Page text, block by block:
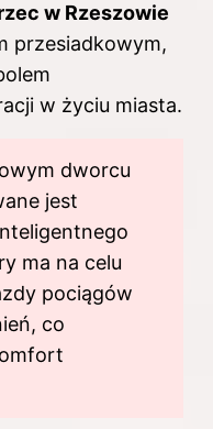
w Rzeszowie
przesiadkowym,
w życiu miasta.
dworcu
jest
ma na celu
pociągów
co